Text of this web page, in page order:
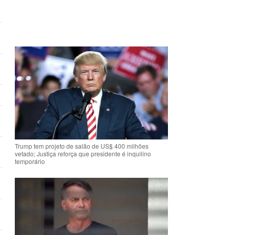
Trump tem projeto de salão de US$ 400 milhões
vetado; Justiça reforça que presidente é inquilino
temporário